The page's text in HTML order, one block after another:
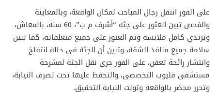
على الفور انتقل رجال المباحث لمكان الواقعة، وبالمعاينة
والفحص تبين العثور على جثة “أشرف م ب”، 60 سنة، بالمعاش،
ويرتدي كامل ملابسه وتم العثور على جميع متعلقاته، كما تبين
سلامة جميع منافذ الشقة، وتبين أن الجثة فى حالة انتفاخ
وانتشار رائحة تعفن، على الفور جرى نقل الجثة لمشرحة
مستشفى قليوب التخصصى، والتحفظ عليها تحت تصرف النيابة،
وتحرر محضر بالواقعة وتولت النيابة التحقيق.